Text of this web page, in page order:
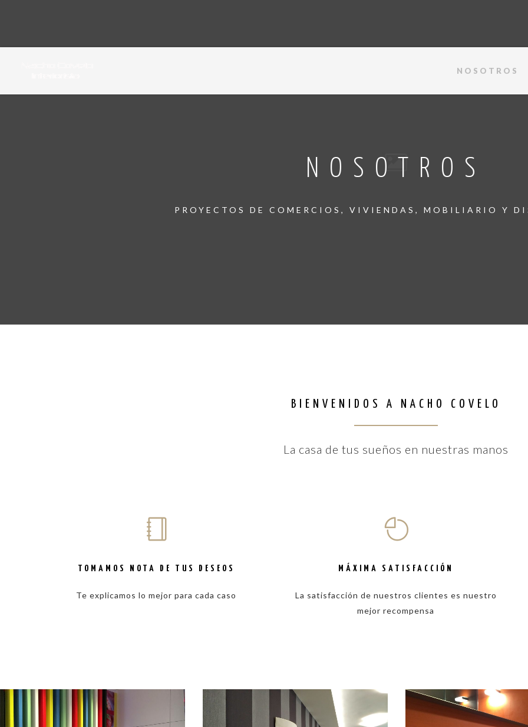
NOSOTROS
NOSOTROS
PROYECTOS DE COMERCIOS, VIVIENDAS, MOBILIARIO Y
BIENVENIDOS A NACHO COVELO
La casa de tus sueños en nuestras manos
TOMAMOS NOTA DE TUS DESEOS
Te explicamos lo mejor para cada caso
MÁXIMA SATISFACCIÓN
La satisfacción de nuestros clientes es nuestro
mejor recompensa